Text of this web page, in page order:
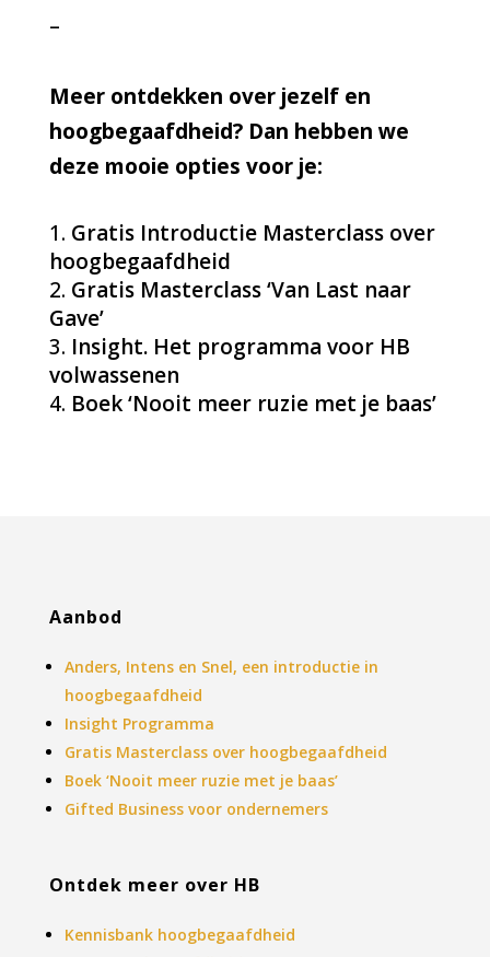
–
Meer ontdekken over jezelf en
hoogbegaafdheid? Dan hebben we
deze mooie opties voor je:
Gratis Introductie Masterclass over
hoogbegaafdheid
Gratis Masterclass ‘Van Last naar
Gave’
Insight. Het programma voor HB
volwassenen
Boek ‘Nooit meer ruzie met je baas’
Aanbod
Anders, Intens en Snel, een introductie in
hoogbegaafdheid
Insight Programma
Gratis Masterclass over hoogbegaafdheid
Boek ‘Nooit meer ruzie met je baas’
Gifted Business voor ondernemers
Ontdek meer over HB
Kennisbank hoogbegaafdheid